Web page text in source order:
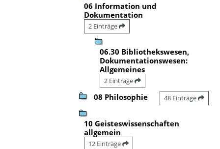
06 Information und
Dokumentation
2 Einträge
06.30 Bibliothekswesen,
Dokumentationswesen:
Allgemeines
2 Einträge
08 Philosophie 48 Einträge
10 Geisteswissenschaften
allgemein
12 Einträge